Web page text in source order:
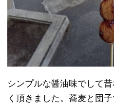
シンプルな醤油味でして
く頂きました。蕎麦と団